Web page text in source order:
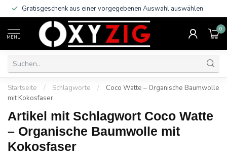
Gratisgeschenk aus einer vorgegebenen Auswahl auswählen
MENU
0
Startseite / Schlagworte /
Coco Watte – Organische Baumwolle
mit Kokosfaser
Artikel mit Schlagwort Coco Watte
– Organische Baumwolle mit
Kokosfaser